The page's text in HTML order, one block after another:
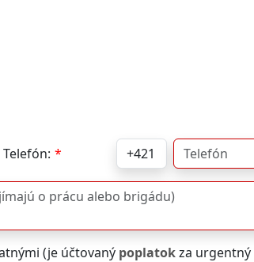
Telefón:
(je účtovaný poplatokza urgentný